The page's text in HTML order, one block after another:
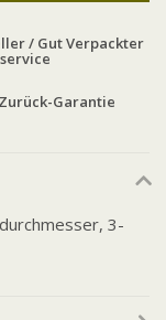
/ Gut Verpackter
Garantie
3-